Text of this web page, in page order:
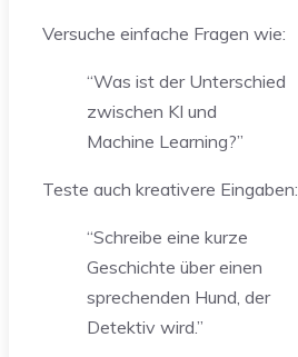
Versuche einfache Fragen wie:
“Was ist der Unterschied
zwischen KI und
Machine Learning?”
Teste auch kreativere Eingaben:
“Schreibe eine kurze
Geschichte über einen
sprechenden Hund, der
Detektiv wird.”